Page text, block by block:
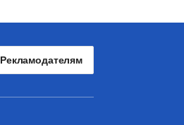
Рекламодателям